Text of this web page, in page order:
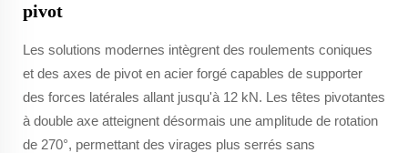
pivot
Les solutions modernes intègrent des roulements coniques
et des axes de pivot en acier forgé capables de supporter
des forces latérales allant jusqu'à 12 kN. Les têtes pivotantes
à double axe atteignent désormais une amplitude de rotation
de 270°, permettant des virages plus serrés sans